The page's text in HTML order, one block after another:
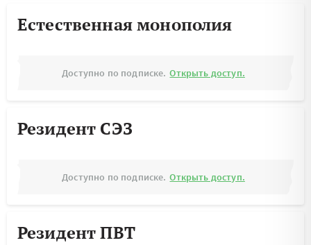
Естественная монополия
Доступно по подписке. Открыть доступ.
Резидент СЭЗ
Доступно по подписке. Открыть доступ.
Резидент ПВТ